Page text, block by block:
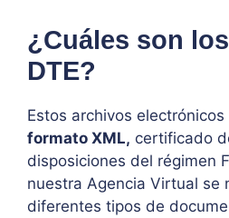
¿Cuáles son
DTE?
Estos archivos electrónicos
formato XML, certificado
disposiciones del régimen
nuestra Agencia Virtual se
diferentes tipos de